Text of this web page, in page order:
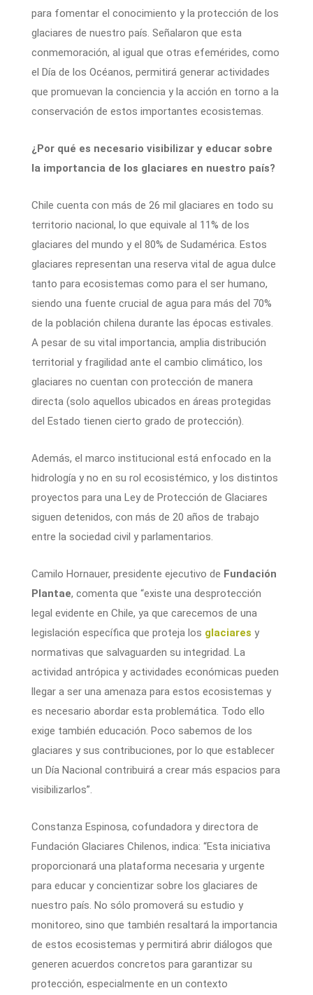
para fomentar el conocimiento y la protección de los
glaciares de nuestro país. Señalaron que esta
conmemoración, al igual que otras efemérides, como
el Día de los Océanos, permitirá generar actividades
que promuevan la conciencia y la acción en torno a la
conservación de estos importantes ecosistemas.
¿Por qué es necesario visibilizar y educar sobre
la importancia de los glaciares en nuestro país?
Chile cuenta con más de 26 mil glaciares en todo su
territorio nacional, lo que equivale al 11% de los
glaciares del mundo y el 80% de Sudamérica. Estos
glaciares representan una reserva vital de agua dulce
tanto para ecosistemas como para el ser humano,
siendo una fuente crucial de agua para más del 70%
de la población chilena durante las épocas estivales.
A pesar de su vital importancia, amplia distribución
territorial y fragilidad ante el cambio climático, los
glaciares no cuentan con protección de manera
directa (solo aquellos ubicados en áreas protegidas
del Estado tienen cierto grado de protección).
Además, el marco institucional está enfocado en la
hidrología y no en su rol ecosistémico, y los distintos
proyectos para una Ley de Protección de Glaciares
siguen detenidos, con más de 20 años de trabajo
entre la sociedad civil y parlamentarios.
Camilo Hornauer, presidente ejecutivo de Fundación
Plantae, comenta que “existe una desprotección
legal evidente en Chile, ya que carecemos de una
legislación específica que proteja los glaciares y
normativas que salvaguarden su integridad. La
actividad antrópica y actividades económicas pueden
llegar a ser una amenaza para estos ecosistemas y
es necesario abordar esta problemática. Todo ello
exige también educación. Poco sabemos de los
glaciares y sus contribuciones, por lo que establecer
un Día Nacional contribuirá a crear más espacios para
visibilizarlos”.
Constanza Espinosa, cofundadora y directora de
Fundación Glaciares Chilenos, indica: “Esta iniciativa
proporcionará una plataforma necesaria y urgente
para educar y concientizar sobre los glaciares de
nuestro país. No sólo promoverá su estudio y
monitoreo, sino que también resaltará la importancia
de estos ecosistemas y permitirá abrir diálogos que
generen acuerdos concretos para garantizar su
protección, especialmente en un contexto